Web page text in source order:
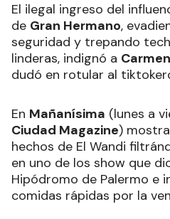
El ilegal ingreso del
de Gran Hermano,
seguridad y trepando
linderas, indignó a
dudó en rotular al
En Mañanísima (lunes a
Ciudad Magazine)
hechos de El Wandi
en uno de los show que
Hipódromo de Palermo e
comidas rápidas por la